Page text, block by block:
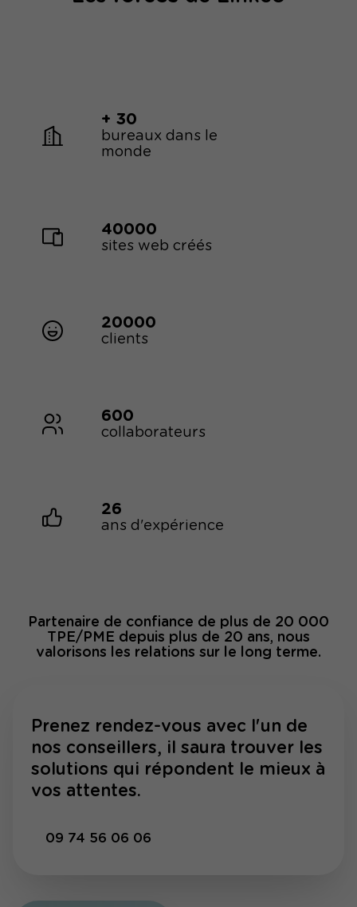
+ 30
bureaux dans le
monde
40000
sites web créés
20000
clients
600
collaborateurs
26
ans d'expérience
Partenaire de confiance de plus de 20 000
TPE/PME depuis plus de 20 ans, nous
valorisons les relations sur le long terme.
Prenez rendez-vous avec l'un de
nos conseillers, il saura trouver les
solutions qui répondent le mieux à
vos attentes.
09 74 56 06 06